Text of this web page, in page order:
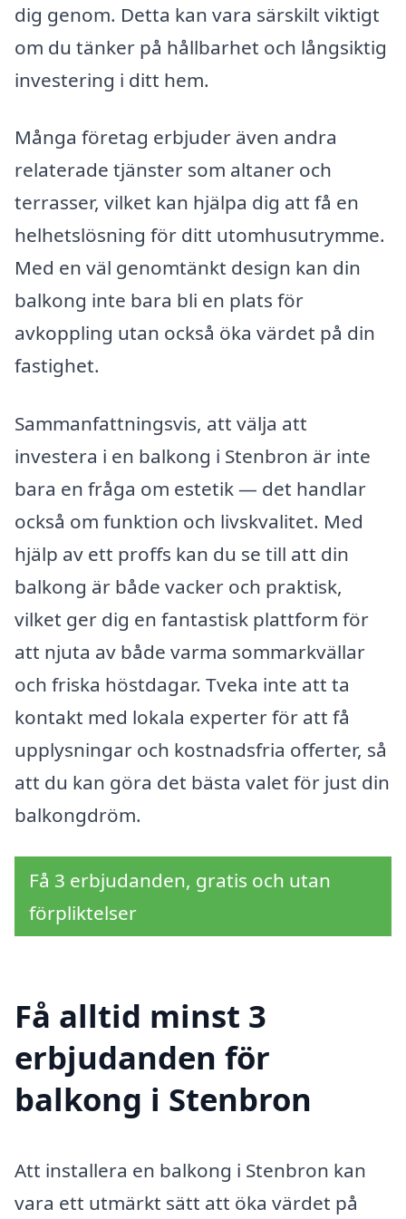
dig genom. Detta kan vara särskilt viktigt
om du tänker på hållbarhet och långsiktig
investering i ditt hem.
Många företag erbjuder även andra
relaterade tjänster som altaner och
terrasser, vilket kan hjälpa dig att få en
helhetslösning för ditt utomhusutrymme.
Med en väl genomtänkt design kan din
balkong inte bara bli en plats för
avkoppling utan också öka värdet på din
fastighet.
Sammanfattningsvis, att välja att
investera i en balkong i Stenbron är inte
bara en fråga om estetik — det handlar
också om funktion och livskvalitet. Med
hjälp av ett proffs kan du se till att din
balkong är både vacker och praktisk,
vilket ger dig en fantastisk plattform för
att njuta av både varma sommarkvällar
och friska höstdagar. Tveka inte att ta
kontakt med lokala experter för att få
upplysningar och kostnadsfria offerter, så
att du kan göra det bästa valet för just din
balkongdröm.
Få 3 erbjudanden, gratis och utan
förpliktelser
Få alltid minst 3
erbjudanden för
balkong i Stenbron
Att installera en balkong i Stenbron kan
vara ett utmärkt sätt att öka värdet på